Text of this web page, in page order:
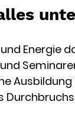
Energie